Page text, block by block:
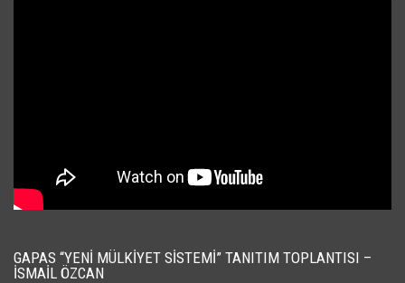
GAPAS “YENI MÜLKIYET SISTEMI” TANITIM TOPLANTISI –
İSMAIL ÖZCAN